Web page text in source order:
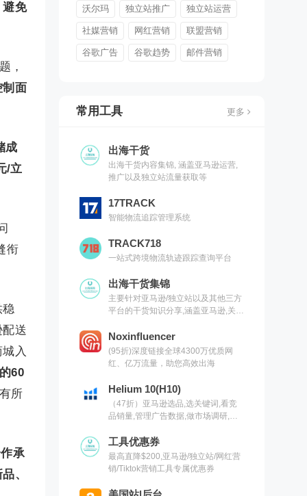
避免
，
制面
成
/立
衔
送
入
60
所
承
、
沃尔玛 独立站推广 独立站运营
社媒营销 网红营销 联盟营销
谷歌广告 谷歌趋势 邮件营销
常用工具 更多
出海干货
出海干货内容集锦, 涵盖亚马逊运营,
推广以及独立站流量获取等
17TRACK
智能物流追踪管理系统
TRACK718
一站式跨境物流轨迹跟踪查询平台
出海干货集锦
主要针对亚马逊/独立站以及其他三方
平台的干货知识分享,涵盖亚马逊,关键
具以及出海干货集锦,欢迎关注
Noxinfluencer
(95折)深度链接全球4300万优质网
红、亿万流量，助您高效出海
Helium 10(H10)
（47折）亚马逊选品,选关键词,看竞
品销量,管理广告数据,做市场调研,有
工具优惠券
最高直降$200,亚马逊/独立站/网红营
销/Tiktok营销工具专属优惠券